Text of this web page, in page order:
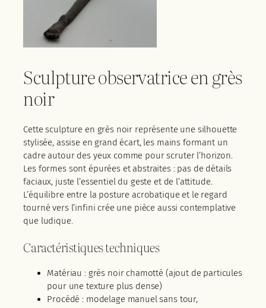
Sculpture observatrice en grès
noir
Cette sculpture en grès noir représente une silhouette
stylisée, assise en grand écart, les mains formant un
cadre autour des yeux comme pour scruter l’horizon.
Les formes sont épurées et abstraites : pas de détails
faciaux, juste l’essentiel du geste et de l’attitude.
L’équilibre entre la posture acrobatique et le regard
tourné vers l’infini crée une pièce aussi contemplative
que ludique.
Caractéristiques techniques
Matériau : grès noir chamotté (ajout de particules
pour une texture plus dense)
Procédé : modelage manuel sans tour,